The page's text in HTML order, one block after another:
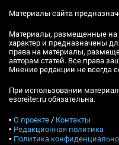
Материалы сайта
Материалы, размещенные на
характер и предназначены
права на материалы,
авторам статей. Все права
Мнение редакции не всегда
При использовании
esoreiter.ru обязательна.
▪ О проекте / Контакты
▪ Редакционная политика
▪ Политика